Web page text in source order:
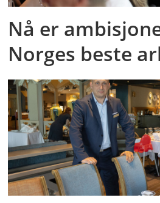
Nå er
Norges beste